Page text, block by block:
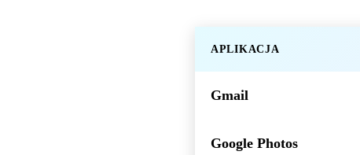
APLIKACJA
Gmail
Google Photos